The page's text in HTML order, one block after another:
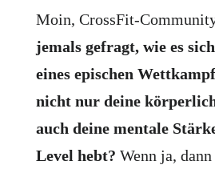
Moin, CrossFit-
jemals gefragt, wie es
eines epischen
nicht nur deine
auch deine mentale
Level hebt? Wenn ja,